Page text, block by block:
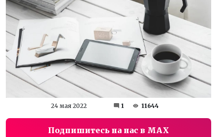
24 мая 2022 1 11644
Подпишитесь на нас в MAX